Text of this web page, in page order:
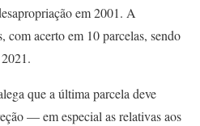
em 2001. A
com acerto em 10 parcelas, sendo
que a última parcela deve
— em especial as relativas aos